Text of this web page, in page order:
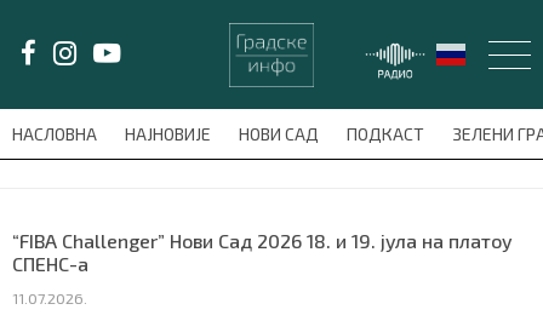
НАСЛОВНА НАЈНОВИЈЕ НОВИ САД ПОДКАСТ ЗЕЛЕНИ
meni'); $this_item = current( wp_filter_object_list(
“FIBA Challenger” Нови Сад 2026 18. и 19. јула на платоу
СПЕНС-а
11.07.2026.
LAT/ЋИР